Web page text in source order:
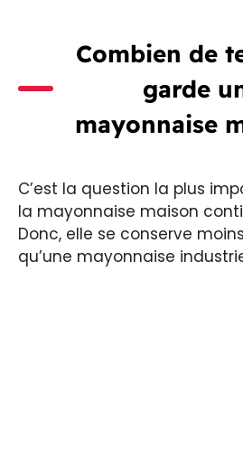
Combien de
garde
mayonnaise
C’est la question la plus
la mayonnaise maison
Donc, elle se conserve
qu’une mayonnaise